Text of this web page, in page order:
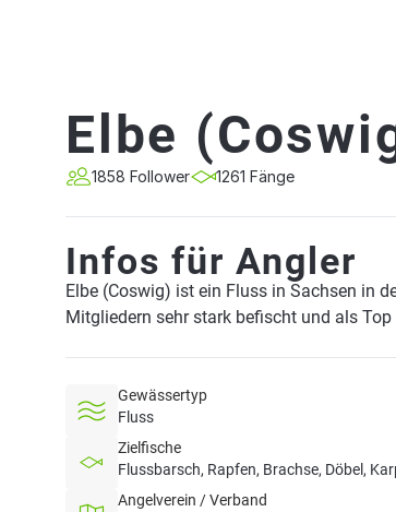
Elbe
1858 Follower 1261 Fänge
Infos für Angler
Elbe (Coswig) ist ein Fluss in Sachsen in
Mitgliedern sehr stark befischt und als Top
Gewässertyp
Fluss
Zielfische
Flussbarsch, Rapfen, Brachse, Döbel,
Angelverein / Verband